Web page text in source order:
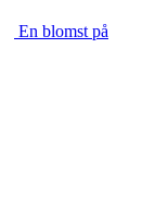
En blomst på